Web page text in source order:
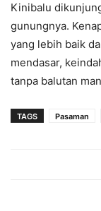
Kinibalu
gunungnya.
yang lebih baik
mendasar,
tanpa balutan
TAGS Pasaman